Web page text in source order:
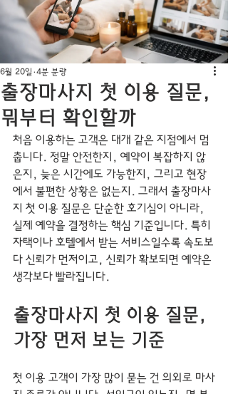
출장마사지 첫 이용 질문,
뭐부터 확인할까
6월 20일 4분 분량
처음 이용하는 고객은 대개 같은 지점에서 멈
춥니다. 정말 안전한지, 예약이 복잡하지 않
은지, 늦은 시간에도 가능한지, 그리고 현장
에서 불편한 상황은 없는지. 그래서 출장마사
지 첫 이용 질문은 단순한 호기심이 아니라,
실제 예약을 결정하는 핵심 기준입니다. 특히
자택이나 호텔에서 받는 서비스일수록 속도보
다 신뢰가 먼저이고, 신뢰가 확보되면 예약은
생각보다 빨라집니다.
출장마사지 첫 이용 질문,
가장 먼저 보는 기준
첫 이용 고객이 가장 많이 묻는 건 의외로 마사